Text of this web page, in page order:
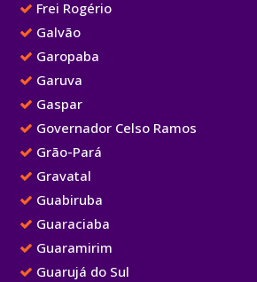
Frei Rogério
Galvão
Garopaba
Garuva
Gaspar
Governador Celso Ramos
Grão-Pará
Gravatal
Guabiruba
Guaraciaba
Guaramirim
Guarujá do Sul